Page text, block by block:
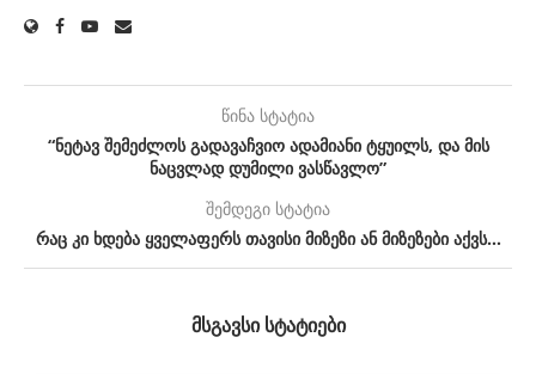
წინა სტატია
“ნეტავ შემეძლოს გადავაჩვიო ადამიანი ტყუილს, და მის
ნაცვლად დუმილი ვასწავლო”
შემდეგი სტატია
რაც კი ხდება ყველაფერს თავისი მიზეზი ან მიზეზები აქვს…
ᲛᲡᲒᲐᲕᲡᲘ ᲡᲢᲐᲢᲘᲔᲑᲘ